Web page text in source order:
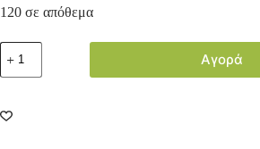
120 σε απόθεμα
Αγορά